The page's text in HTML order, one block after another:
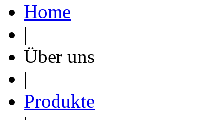
Home
|
Über uns
|
Produkte